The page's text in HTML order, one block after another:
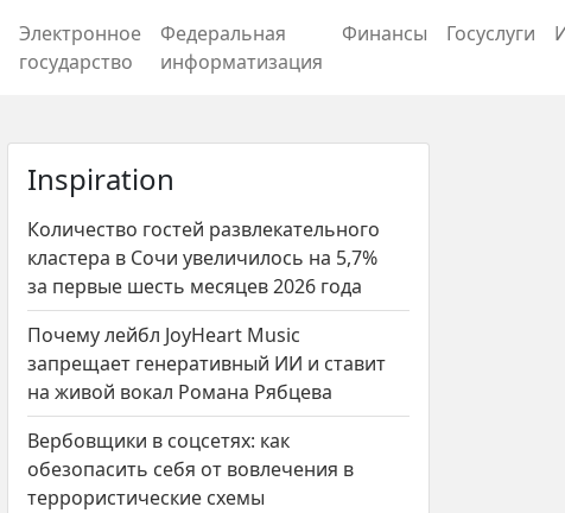
Электронное
государство
Федеральная
информатизация
Финансы Госуслуги
Inspiration
Количество гостей развлекательного
кластера в Сочи увеличилось на 5,7%
за первые шесть месяцев 2026 года
Почему лейбл JoyHeart Music
запрещает генеративный ИИ и ставит
на живой вокал Романа Рябцева
Вербовщики в соцсетях: как
обезопасить себя от вовлечения в
террористические схемы